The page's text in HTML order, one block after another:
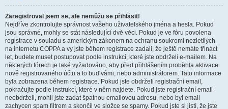
Zaregistroval jsem se, ale nemůžu se přihlásit!
Nejdříve zkontrolujte správnost vašeho uživatelského jména a hesla. Pokud
jsou správné, mohly se stát následující dvě věci. Pokud je ve fóru povolena
registrace v souladu s americkým zákonem na ochranu soukromí nezletilých
na internetu COPPA a vy jste během registrace zadali, že ještě nemáte třináct
let, budete muset postupovat podle instrukcí, které jste obdrželi e-mailem. Na
některých fórech je také vyžadováno, aby před přihlášením proběhla aktivace
nově registrovaného účtu a to buď vámi, nebo administrátorem. Tato informace
byla zobrazena během registrace. Pokud jste obdrželi registrační email,
pokračujte podle instrukcí, které v něm najdete. Pokud jste registrační email
neobdrželi, mohli jste zadat špatnou emailovou adresu, nebo byl email
zachycen spam filtrem a skončil ve složce se spamy. Pokud jste si jistí, že jste